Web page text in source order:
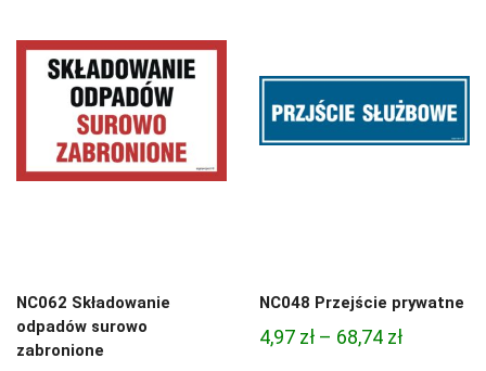
68,74 zł
NC062 Składowanie
odpadów surowo
zabronione
NC048 Przejście prywatne
4,97 zł – 68,74 złZakres